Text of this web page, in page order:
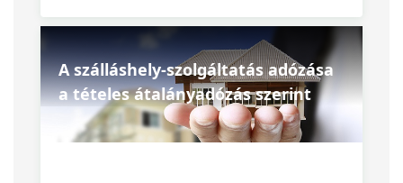
A szálláshely-szolgáltatás adózása
a tételes átalányadózás szerint